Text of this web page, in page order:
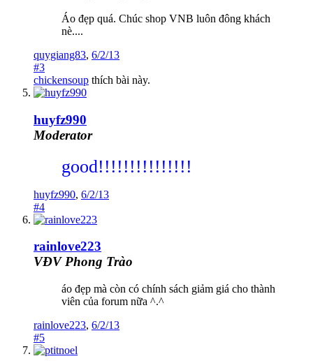
Áo đẹp quá. Chúc shop VNB luôn đông khách
nè....
quygiang83, 6/2/13
#3
chickensoup thích bài này.
huyfz990
Moderator
good!!!!!!!!!!!!!!!
huyfz990, 6/2/13
#4
rainlove223
VĐV Phong Trào
áo đẹp mà còn có chính sách giảm giá cho thành
viên của forum nữa ^.^
rainlove223, 6/2/13
#5